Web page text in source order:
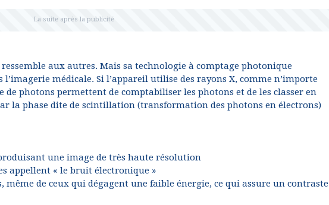
aux autres. Mais sa technologie à comptage photonique
médicale. Si l’appareil utilise des rayons X, comme n’importe
de photons permettent de comptabiliser les photons et de les classer en
la phase dite de scintillation (transformation des photons en électrons)
une image de très haute résolution
appellent « le bruit électronique »
même de ceux qui dégagent une faible énergie, ce qui assure un contraste